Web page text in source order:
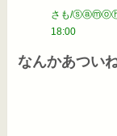
さも/
18:00
なんかあつい